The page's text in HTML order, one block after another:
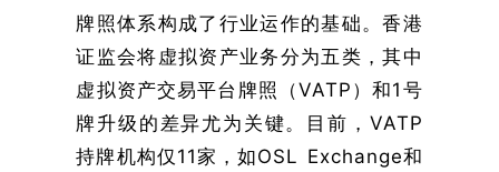
牌照体系构成了行业运作的基础。香港
证监会将虚拟资产业务分为五类，其中
虚拟资产交易平台牌照（VATP）和1号
牌升级的差异尤为关键。目前，VATP
持牌机构仅11家，如OSL Exchange和